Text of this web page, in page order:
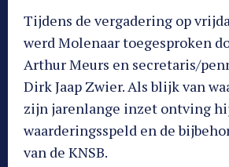
Tijdens de vergadering op
werd Molenaar toegesproken
Arthur Meurs en secretaris/
Dirk Jaap Zwier. Als blijk van
zijn jarenlange inzet ontving
waarderingsspeld en de
van de KNSB.